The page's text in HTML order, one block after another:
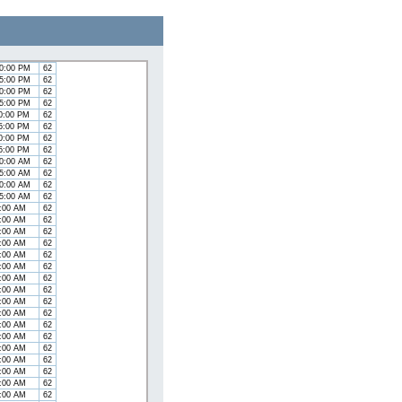
PM
62
PM
62
PM
62
PM
62
PM
62
PM
62
PM
62
PM
62
PM
62
AM
62
AM
62
AM
62
AM
62
AM
62
AM
62
AM
62
AM
62
AM
62
AM
62
AM
62
AM
62
AM
62
AM
62
AM
62
AM
62
AM
62
AM
62
AM
62
AM
62
AM
62